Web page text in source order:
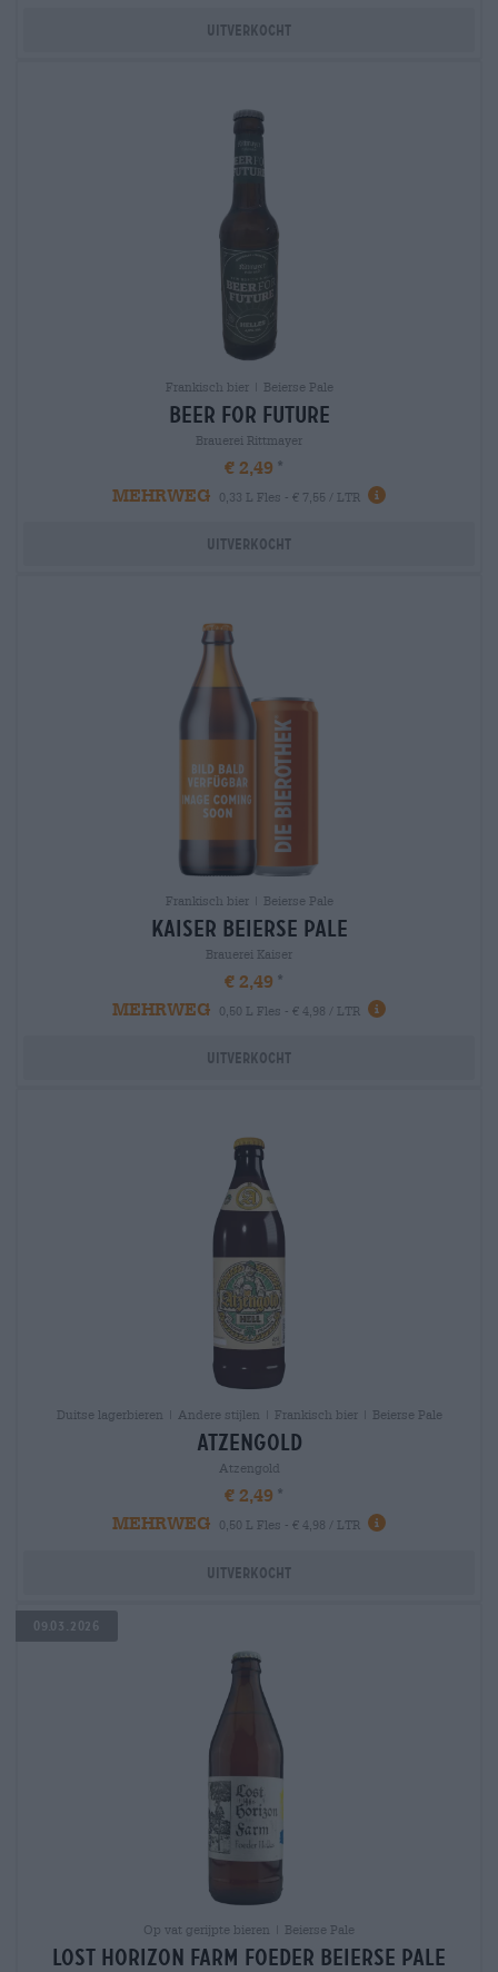
Uitverkocht
Frankisch bier | Beierse Pale
beer for future
Brauerei Rittmayer
€ 2,49
MEHRWEG
0,33 L Fles - € 7,55 / LTR
Uitverkocht
Frankisch bier | Beierse Pale
kaiser Beierse Pale
Brauerei Kaiser
€ 2,49
MEHRWEG
0,50 L Fles - € 4,98 / LTR
Uitverkocht
Duitse lagerbieren | Andere stijlen | Frankisch bier | Beierse Pale
atzengold
Atzengold
€ 2,49
MEHRWEG
0,50 L Fles - € 4,98 / LTR
Uitverkocht
09.03.2026
Op vat gerijpte bieren | Beierse Pale
lost horizon farm foeder Beierse Pale